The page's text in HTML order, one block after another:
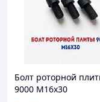
Болт роторной
9000 M16x30